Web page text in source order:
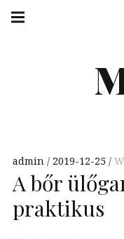
Skip
navigation
admin 2019-12-25
A bőr
praktikus